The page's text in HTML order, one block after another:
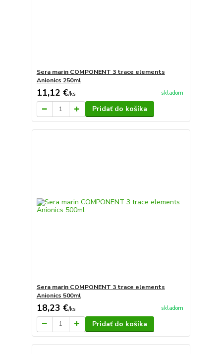
Sera marin COMPONENT 3 trace elements
Anionics 250ml
11,12 €/ks skladom
Pridať do košíka
Sera marin COMPONENT 3 trace elements
Anionics 500ml
18,23 €/ks skladom
Pridať do košíka